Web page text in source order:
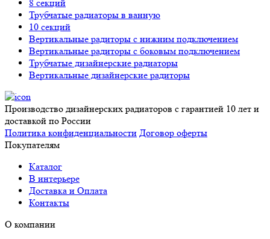
8 секций
Трубчатые радиаторы в ванную
10 секций
Вертикальные радиторы с нижним подключением
Вертикальные радиторы с боковым подключением
Трубчатые дизайнерские радиаторы
Вертикальные дизайнерские радиторы
Производство дизайнерских радиаторов с гарантией 10 лет и
доставкой по России
Политика конфиденциальности Договор оферты
Покупателям
Каталог
В интерьере
Доставка и Оплата
Контакты
О компании